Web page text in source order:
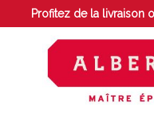
Profitez de la livraison